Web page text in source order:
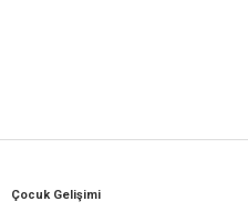
Çocuk Gelişimi